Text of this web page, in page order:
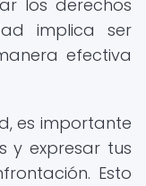
los derechos
implica ser
efectiva
es importante
y expresar tus
Esto